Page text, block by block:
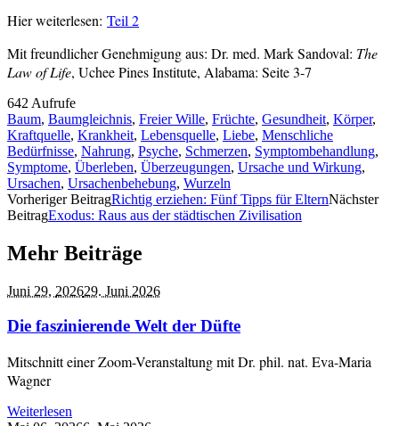
Hier weiterlesen: Teil 2
Mit freundlicher Genehmigung aus: Dr. med. Mark Sandoval: The
Law of Life, Uchee Pines Institute, Alabama: Seite 3-7
642 Aufrufe
Baum, Baumgleichnis, Freier Wille, Früchte, Gesundheit, Körper,
Kraftquelle, Krankheit, Lebensquelle, Liebe, Menschliche
Bedürfnisse, Nahrung, Psyche, Schmerzen, Symptombehandlung,
Symptome, Überleben, Überzeugungen, Ursache und Wirkung,
Ursachen, Ursachenbehebung, Wurzeln
Vorheriger BeitragRichtig erziehen: Fünf Tipps für ElternNächster
BeitragExodus: Raus aus der städtischen Zivilisation
Mehr Beiträge
Juni 29, 202629. Juni 2026
Die faszinierende Welt der Düfte
Mitschnitt einer Zoom-Veranstaltung mit Dr. phil. nat. Eva-Maria
Wagner
Weiterlesen